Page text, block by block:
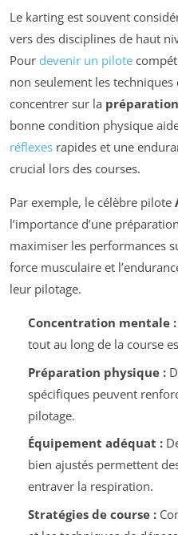
Le karting est souvent
vers des disciplines de haut
Pour devenir un pilote
non seulement les
concentrer sur la
bonne condition physique
réflexes rapides et une
crucial lors des courses.
Par exemple, le célèbre pilote
l’importance d’une
maximiser les performances
force musculaire et
leur pilotage.
Concentration mentale :
tout au long de la course
Préparation physique :
spécifiques peuvent
pilotage.
Équipement adéquat :
bien ajustés permettent
entraver la respiration.
Stratégies de course :